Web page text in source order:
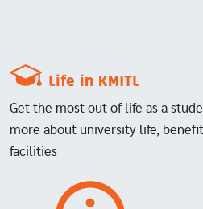
Life in KMITL
Get the most out of life as a
more about university life,
facilities
Image